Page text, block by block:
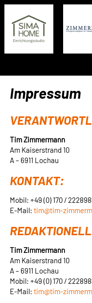
Impressum
Tim Zimmermann
Am Kaiserstrand 10
A – 6911 Lochau
KONTAKT:
Mobil: +49 (0) 170 /
E-Mail: tim@tim-
Tim Zimmermann
Am Kaiserstrand 10
A – 6911 Lochau
Mobil: +49 (0) 170 /
E-Mail: tim@tim-